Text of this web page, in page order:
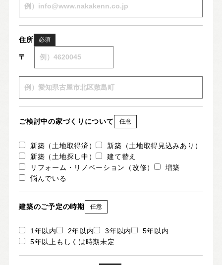
住所 必須
〒
ご検討中の家づくりについて 任意
新築（土地取得済）
新築（土地取得見込みあり）
新築（土地探し中）
建て替え
リフォーム・リノベーション（改修）
増築
悩んでいる
建築のご予定の時期 任意
1年以内 2年以内 3年以内
5年以内
5年以上もしくは時期未定